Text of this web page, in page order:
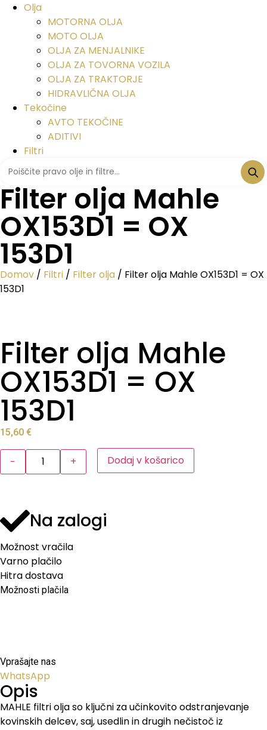
Olja
MOTORNA OLJA
MOTO OLJA
OLJA ZA MENJALNIKE
OLJA ZA TOVORNA VOZILA
OLJA ZA TRAKTORJE
HIDRAVLIČNA OLJA
Tekočine
AVTO TEKOČINE
ADITIVI
Filtri
Filter olja Mahle
OX153D1 = OX
153D1
Domov / Filtri / Filter olja / Filter olja Mahle OX153D1 = OX
153D1
Filter olja Mahle
OX153D1 = OX
153D1
15,60 €
− + Dodaj v košarico
Na zalogi
Možnost vračila
Varno plačilo
Hitra dostava
Možnosti plačila
Vprašajte nas
WhatsApp
Opis
MAHLE filtri olja so ključni za učinkovito odstranjevanje
kovinskih delcev, saj, usedlin in drugih nečistoč iz